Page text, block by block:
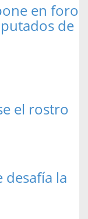
en foro
de
el rostro
desafía la